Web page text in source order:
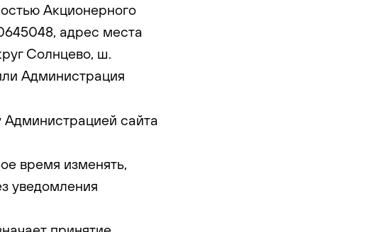
Акционерного
адрес места
Солнцево, ш.
Администрация
сайта
время изменять,
уведомления